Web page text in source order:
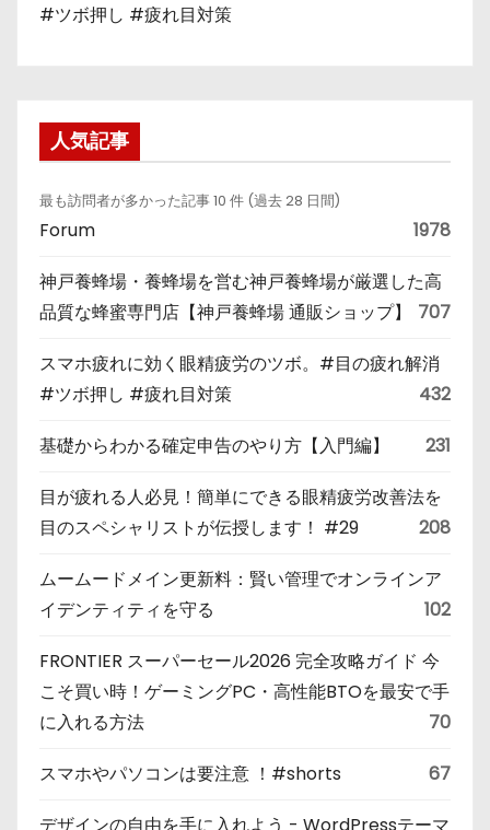
#ツボ押し #疲れ目対策
人気記事
最も訪問者が多かった記事 10 件 (過去 28 日間)
Forum 1978
神戸養蜂場・養蜂場を営む神戸養蜂場が厳選した高
品質な蜂蜜専門店【神戸養蜂場 通販ショップ】
707
スマホ疲れに効く眼精疲労のツボ。#目の疲れ解消
#ツボ押し #疲れ目対策
432
基礎からわかる確定申告のやり方【入門編】 231
目が疲れる人必見！簡単にできる眼精疲労改善法を
目のスペシャリストが伝授します！ #29
208
ムームードメイン更新料：賢い管理でオンラインア
イデンティティを守る
102
FRONTIER スーパーセール2026 完全攻略ガイド 今
こそ買い時！ゲーミングPC・高性能BTOを最安で手
に入れる方法
70
スマホやパソコンは要注意 ！#shorts 67